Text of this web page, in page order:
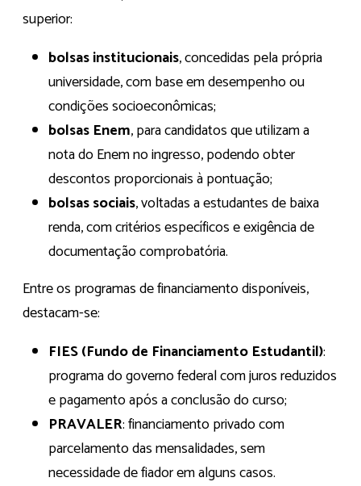
superior:
bolsas institucionais, concedidas pela própria
universidade, com base em desempenho ou
condições socioeconômicas;
bolsas Enem, para candidatos que utilizam a
nota do Enem no ingresso, podendo obter
descontos proporcionais à pontuação;
bolsas sociais, voltadas a estudantes de baixa
renda, com critérios específicos e exigência de
documentação comprobatória.
Entre os programas de financiamento disponíveis,
destacam-se:
FIES (Fundo de Financiamento Estudantil):
programa do governo federal com juros reduzidos
e pagamento após a conclusão do curso;
PRAVALER: financiamento privado com
parcelamento das mensalidades, sem
necessidade de fiador em alguns casos.